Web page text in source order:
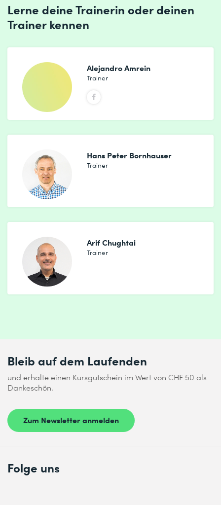
Lerne deine Trainerin oder deinen
Trainer kennen
Alejandro Amrein
Trainer
Hans Peter Bornhauser
Trainer
Arif Chughtai
Trainer
Bleib auf dem Laufenden
und erhalte einen Kursgutschein im Wert von CHF 50 als
Dankeschön.
Zum Newsletter anmelden
Folge uns